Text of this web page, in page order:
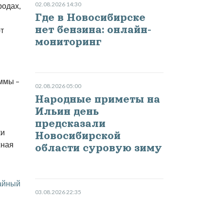
–
02.08.2026 14:30
Где в Новосибирске
нет бензина: онлайн-
мониторинг
02.08.2026 05:00
Народные приметы на
Ильин день
предсказали
Новосибирской
области суровую зиму
03.08.2026 22:35